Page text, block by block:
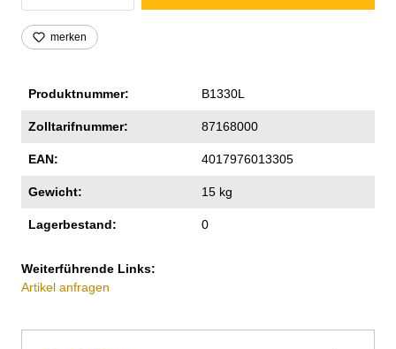
merken
Produktnummer: B1330L
Zolltarifnummer: 87168000
EAN: 4017976013305
Gewicht: 15 kg
Lagerbestand: 0
Weiterführende Links:
Artikel anfragen